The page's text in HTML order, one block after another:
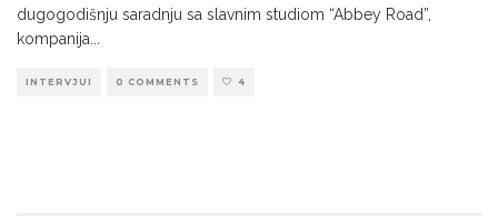
dugogodišnju saradnju sa slavnim studiom “Abbey Road”,
kompanija
INTERVJUI 0 COMMENTS 4